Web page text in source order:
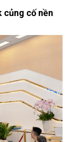
củng cố nền